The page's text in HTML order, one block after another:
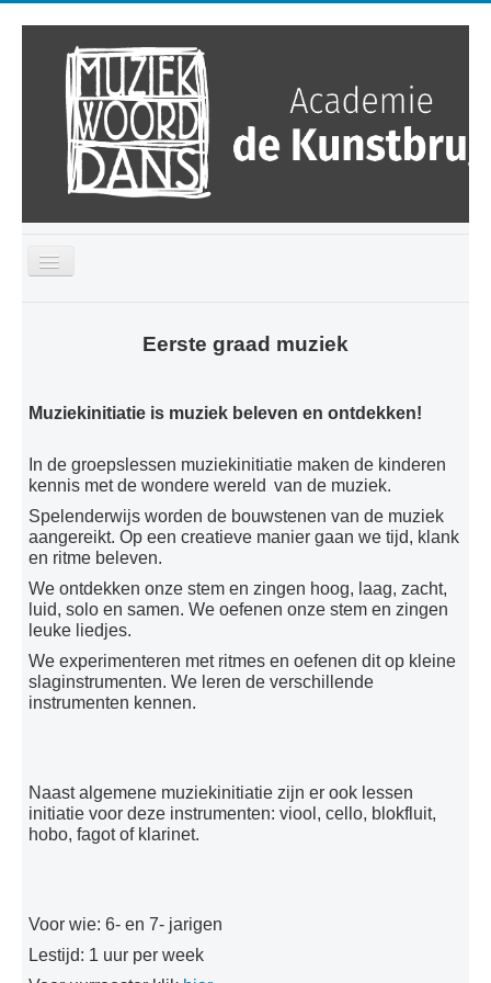
Toggle
Ontdek
Inschrijven
Uurroosters 25-26
Uurroosters 26-27
Contact
Projecten
Aanmelden
Initiatie
Structuur muziek Muziek 06-07
Eerste graad muziek
Muziekinitiatie is muziek beleven en ontdekken!
In de groepslessen muziekinitiatie maken de kinderen
kennis met de wondere wereld van de muziek.
Spelenderwijs worden de bouwstenen van de muziek
aangereikt. Op een creatieve manier gaan we tijd, klank
en ritme beleven.
We ontdekken onze stem en zingen hoog, laag, zacht,
luid, solo en samen. We oefenen onze stem en zingen
leuke liedjes.
We experimenteren met ritmes en oefenen dit op kleine
slaginstrumenten. We leren de verschillende
instrumenten kennen.
Naast algemene muziekinitiatie zijn er ook lessen
initiatie voor deze instrumenten: viool, cello, blokfluit,
hobo, fagot of klarinet.
Voor wie: 6- en 7- jarigen
Lestijd: 1 uur per week